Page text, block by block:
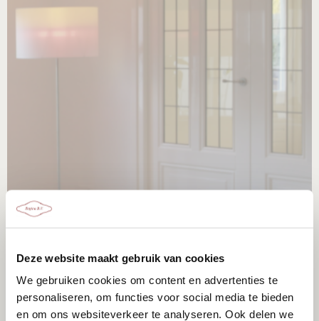
Deze website maakt gebruik van cookies
We gebruiken cookies om content en advertenties te
personaliseren, om functies voor social media te bieden
en om ons websiteverkeer te analyseren. Ook delen we